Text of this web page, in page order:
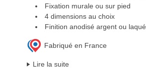
Fixation murale ou sur pied
4 dimensions au choix
Finition anodisé argent ou laqué
Fabriqué en France
Lire la suite